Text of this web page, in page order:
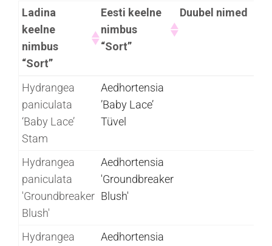
Ladina
keelne
nimbus
“Sort”
Eesti keelne
nimbus
“Sort”
Duubel nimed
Ladina
keelne
nimbus
“Sort”
Eesti keelne
nimbus
“Sort”
Hydrangea
paniculata
‘Baby Lace’
Stam
Aedhortensia
’Baby Lace’
Tüvel
Hydrangea
paniculata
'Groundbreaker
Blush'
Aedhortensia
'Groundbreaker
Blush'
Hydrangea
Aedhortensia